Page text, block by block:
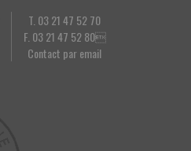
T. 03 21 47 52 70
F. 03 21 47 52 80
Contact par email